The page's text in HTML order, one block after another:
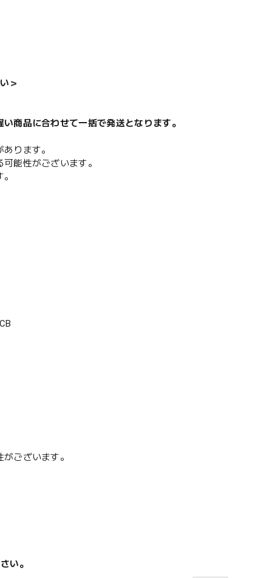
＞
商品に合わせて一括で発送となります。
ります。
能性がございます。
ございます。
い。